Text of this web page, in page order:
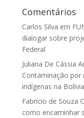
Comentários
Carlos Silva em
dialogar sobre
Federal
Juliana De Cássia
Contaminação por
indígenas na Bolívia
Fabrício de Souza
como encaminhar